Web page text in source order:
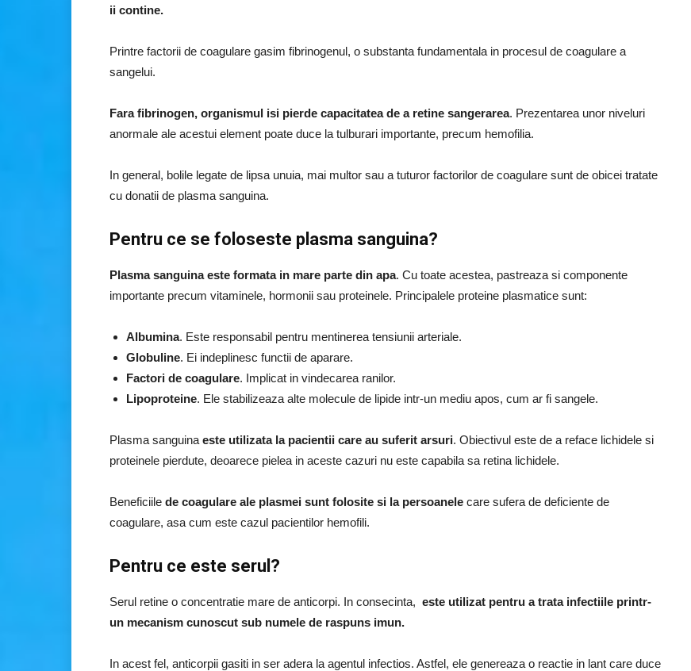
ii contine.
Printre factorii de coagulare gasim fibrinogenul, o substanta fundamentala in procesul de coagulare a
sangelui.
Fara fibrinogen, organismul isi pierde capacitatea de a retine sangerarea. Prezentarea unor niveluri
anormale ale acestui element poate duce la tulburari importante, precum hemofilia.
In general, bolile legate de lipsa unuia, mai multor sau a tuturor factorilor de coagulare sunt de obicei tratate
cu donatii de plasma sanguina.
Pentru ce se foloseste plasma sanguina?
Plasma sanguina este formata in mare parte din apa. Cu toate acestea, pastreaza si componente
importante precum vitaminele, hormonii sau proteinele. Principalele proteine ​​plasmatice sunt:
Albumina. Este responsabil pentru mentinerea tensiunii arteriale.
Globuline. Ei indeplinesc functii de aparare.
Factori de coagulare. Implicat in vindecarea ranilor.
Lipoproteine. Ele stabilizeaza alte molecule de lipide intr-un mediu apos, cum ar fi sangele.
Plasma sanguina este utilizata la pacientii care au suferit arsuri. Obiectivul este de a reface lichidele si
proteinele pierdute, deoarece pielea in aceste cazuri nu este capabila sa retina lichidele.
Beneficiile de coagulare ale plasmei sunt folosite si la persoanele care sufera de deficiente de
coagulare, asa cum este cazul pacientilor hemofili.
Pentru ce este serul?
Serul retine o concentratie mare de anticorpi. In consecinta, este utilizat pentru a trata infectiile printr-
un mecanism cunoscut sub numele de raspuns imun.
In acest fel, anticorpii gasiti in ser adera la agentul infectios. Astfel, ele genereaza o reactie in lant care duce